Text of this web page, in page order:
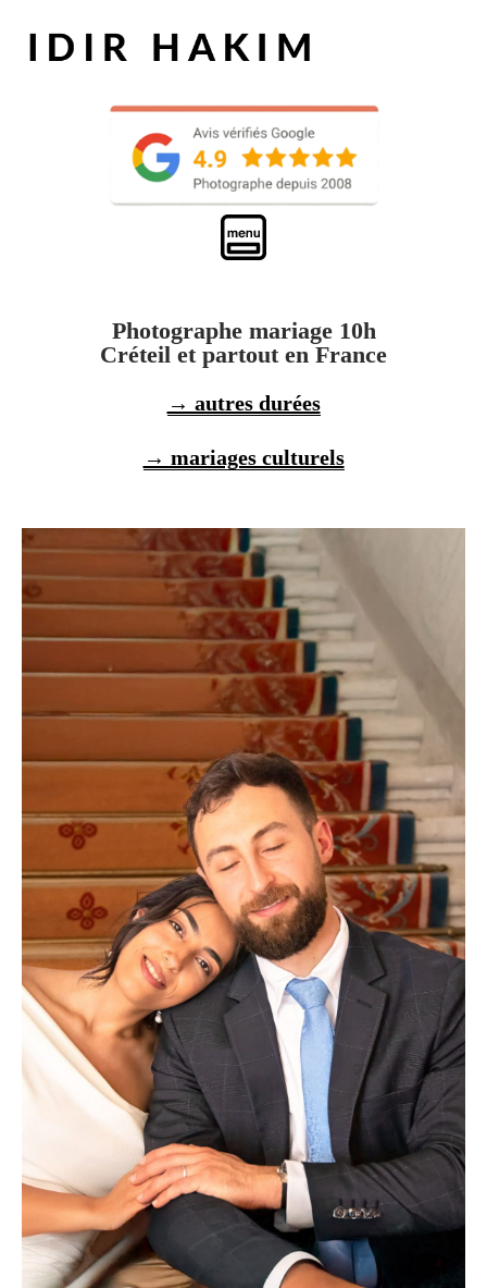
Photographe mariage 10h
Créteil et partout en France
→ autres durées
→ mariages culturels